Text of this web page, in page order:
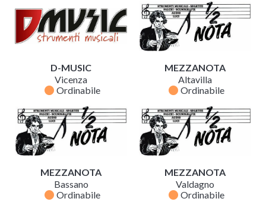
D-MUSIC
Vicenza
fiber_manual_record Ordinabile
MEZZANOTA
Altavilla
fiber_manual_record Ordinabile
MEZZANOTA
Bassano
fiber_manual_record Ordinabile
MEZZANOTA
Valdagno
fiber_manual_record Ordinabile